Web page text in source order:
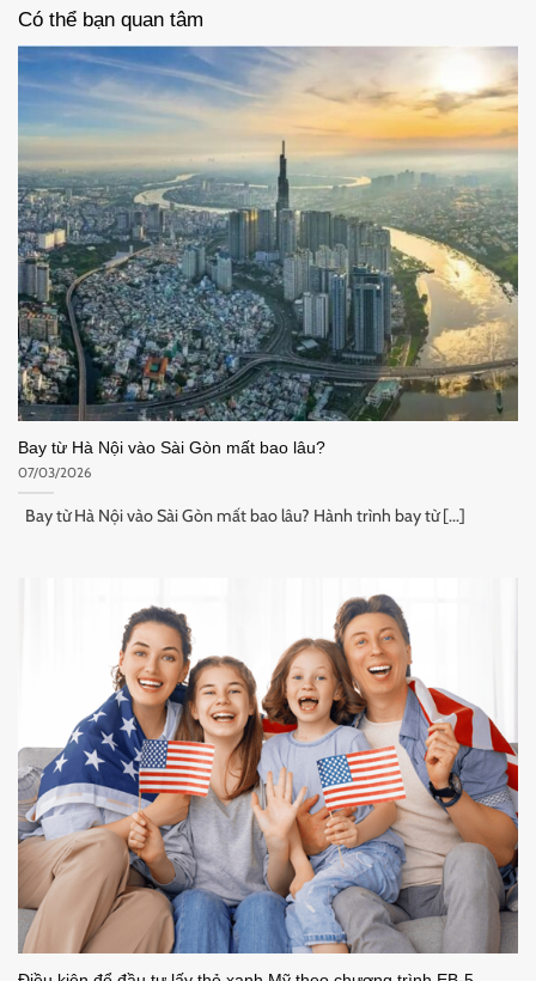
Có thể bạn quan tâm
Bay từ Hà Nội vào Sài Gòn mất bao lâu?
07/03/2026
Bay từ Hà Nội vào Sài Gòn mất bao lâu? Hành trình bay từ [...]